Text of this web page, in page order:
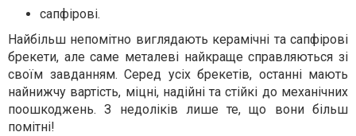
сапфірові.
Найбільш непомітно виглядають керамічні та сапфірові
брекети, але саме металеві найкраще справляються зі
своїм завданням. Серед усіх брекетів, останні мають
найнижчу вартість, міцні, надійні та стійкі до механічних
поошкоджень. З недоліків лише те, що вони більш
помітні!